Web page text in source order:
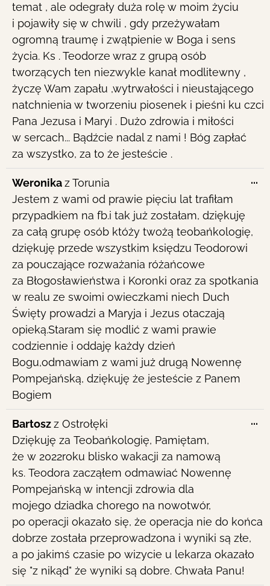
temat , ale odegrały duża rolę w moim życiu
i pojawiły się w chwili , gdy przeżywałam
ogromną traumę i zwątpienie w Boga i sens
życia. Ks . Teodorze wraz z grupą osób
tworzących ten niezwykle kanał modlitewny ,
życzę Wam zapału ,wytrwałości i nieustającego
natchnienia w tworzeniu piosenek i pieśni ku czci
Pana Jezusa i Maryi . Dużo zdrowia i miłości
w sercach... Bądźcie nadal z nami ! Bóg zapłać
za wszystko, za to że jesteście .
WeronikazTorunia
Jestem z wami od prawie pięciu lat trafiłam
przypadkiem na fb.i tak już zostałam, dziękuję
za całą grupę osób któży twożą teobańkologię,
dziękuję przede wszystkim księdzu Teodorowi
za pouczające rozważania różańcowe
za Błogosławieństwa i Koronki oraz za spotkania
w realu ze swoimi owieczkami niech Duch
Święty prowadzi a Maryja i Jezus otaczają
opieką.Staram się modlić z wami prawie
codziennie i oddaję każdy dzień
Bogu,odmawiam z wami już drugą Nowennę
Pompejańską, dziękuję że jesteście z Panem
Bogiem
...
Bartoszz Ostrołęki
Dziękuję za Teobańkologię, Pamiętam,
że w 2022roku blisko wakacji za namową
ks. Teodora zacząłem odmawiać Nowennę
Pompejańską w intencji zdrowia dla
mojego dziadka chorego na nowotwór,
po operacji okazało się, że operacja nie do końca
dobrze została przeprowadzona i wyniki są złe,
a po jakimś czasie po wizycie u lekarza okazało
się "z nikąd" że wyniki są dobre. Chwała Panu!
...